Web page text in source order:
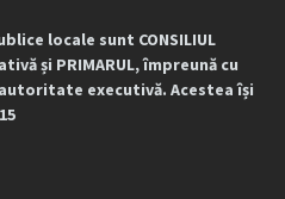
locale sunt CONSILIUL
și PRIMARUL, împreună cu
executivă. Acestea își